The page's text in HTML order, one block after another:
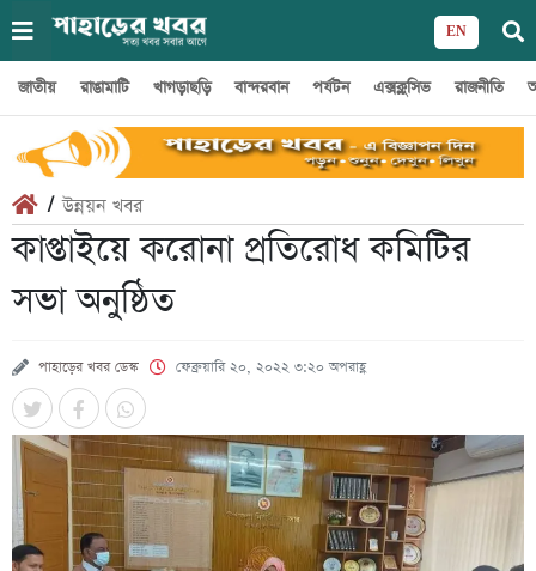
EN
জাতীয় রাঙামাটি খাগড়াছড়ি বান্দরবান পর্যটন এক্সক্লুসিভ রাজনীতি
/উন্নয়ন খবর
কাপ্তাইয়ে করোনা প্রতিরোধ কমিটির
সভা অনুষ্ঠিত
পাহাড়ের খবর ডেস্ক ফেব্রুয়ারি ২০, ২০২২ ৩:২০ অপরাহ্ণ